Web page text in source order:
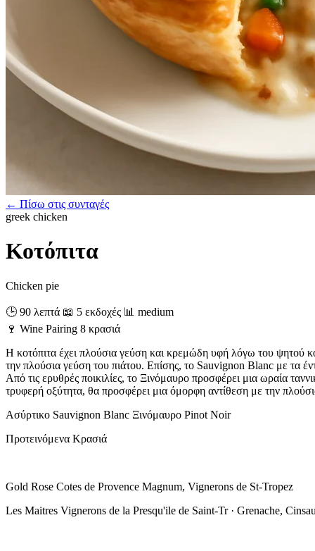
← Πίσω στις συνταγές
greek chicken
Κοτόπιτα
Chicken pie
🕒 90 λεπτά 📖 5 εκδοχές 📊 medium
🍷 Wine Pairing 8 κρασιά
Η κοτόπιτα έχει πλούσια γεύση και κρεμώδη υφή λόγω του ψητού
την πλούσια γεύση του πιάτου. Επίσης, το Sauvignon Blanc με τα
Από τις ερυθρές ποικιλίες, το Ξινόμαυρο προσφέρει μια ωραία
τρυφερή οξύτητα, θα προσφέρει μια όμορφη αντίθεση με την
Ασύρτικο Sauvignon Blanc Ξινόμαυρο Pinot Noir
Προτεινόμενα Κρασιά
Gold Rose Cotes de Provence Magnum, Vignerons de St-Tropez
Les Maitres Vignerons de la Presqu'ile de Saint-Tr · Grenache,